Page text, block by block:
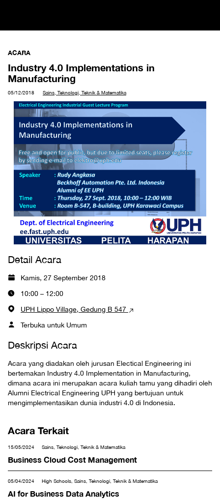
ACARA
Industry 4.0 Implementations in
Manufacturing
05/12/2018 Sains, Teknologi, Teknik & Matematika
Detail Acara
Kamis, 27 September 2018
10:00 – 12:00
UPH Lippo Village, Gedung B 547
Terbuka untuk Umum
Deskripsi Acara
Acara yang diadakan oleh jurusan Electical Engineering ini
bertemakan Industry 4.0 Implementation in Manufacturing,
dimana acara ini merupakan acara kuliah tamu yang dihadiri oleh
Alumni Electrical Engineering UPH yang bertujuan untuk
mengimplementasikan dunia industri 4.0 di Indonesia.
Acara Terkait
15/05/2024 Sains, Teknologi, Teknik & Matematika
Business Cloud Cost Management
05/04/2024 High Schools, Sains, Teknologi, Teknik & Matematika
AI for Business Data Analytics